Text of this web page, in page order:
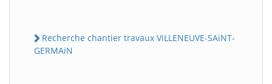
Recherche chantier travaux ViLLENEUVE-SAiNT-
GERMAiN